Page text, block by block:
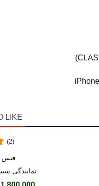
LIKE
فنس
نمایندگی
(2)